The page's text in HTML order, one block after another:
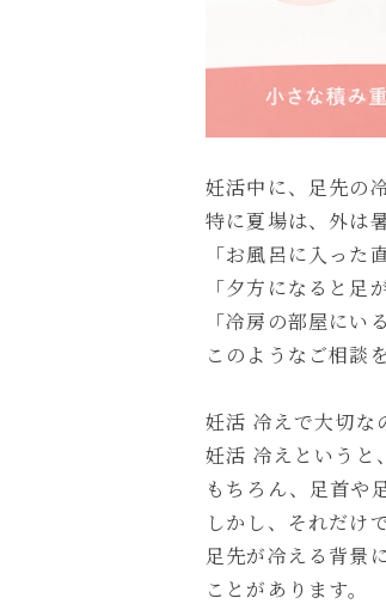
妊活中に、足先の
特に夏場は、外は
「お風呂に入った
「夕方になると足
「冷房の部屋にい
このようなご相談
妊活 冷えで大切な
妊活 冷えというと
もちろん、足首や
しかし、それだけ
足先が冷える背景
ことがあります。